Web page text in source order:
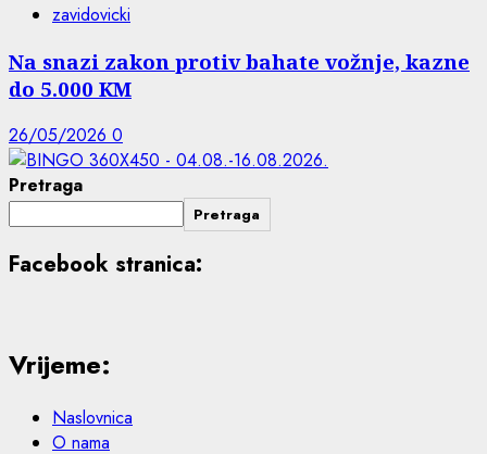
zavidovicki
Na snazi zakon protiv bahate vožnje, kazne
do 5.000 KM
26/05/2026 0
Pretraga
Pretraga
Facebook stranica:
Vrijeme:
Naslovnica
O nama